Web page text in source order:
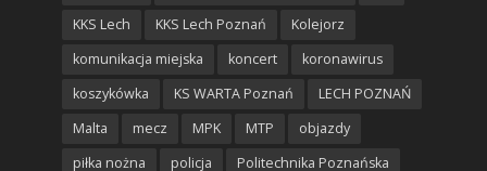
KKS Lech
KKS Lech Poznań
Kolejorz
komunikacja miejska
koncert
koronawirus
koszykówka
KS WARTA Poznań
LECH POZNAŃ
Malta
mecz MPK MTP
objazdy
piłka nożna
policja Politechnika Poznańska